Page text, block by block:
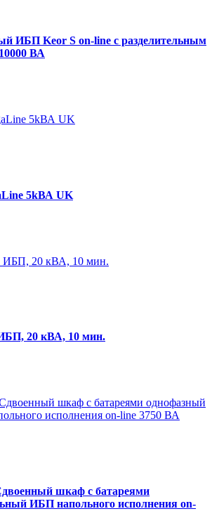
ИБП Keor S on-line с разделительным
ВА
5kВА UK
20 кВА, 10 мин.
шкаф с батареями
ИБП напольного исполнения on-